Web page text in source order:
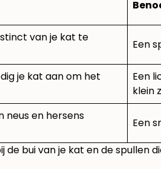
van je kat te
Een
je kat aan om het
Een
klein
neus en hersens
Een
bui van je kat en de spullen